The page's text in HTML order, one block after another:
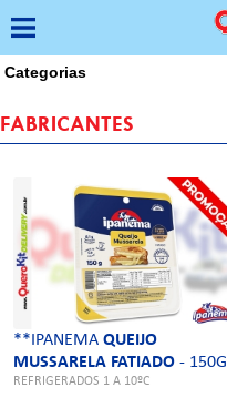
FABRICANTES
**IPANEMA QUEIJO
MUSSARELA FATIADO- 150G
REFRIGERADOS 1 A 10ºC